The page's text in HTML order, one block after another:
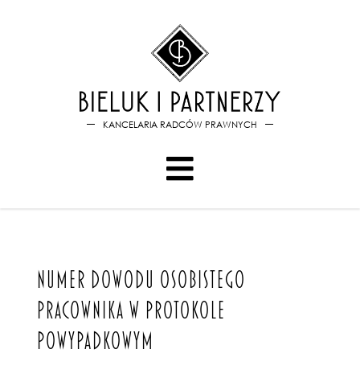
KANCELARIA RADCÓW PRAWNYCH
NUMER DOWODU OSOBISTEGO
PRACOWNIKA W PROTOKOLE
POWYPADKOWYM